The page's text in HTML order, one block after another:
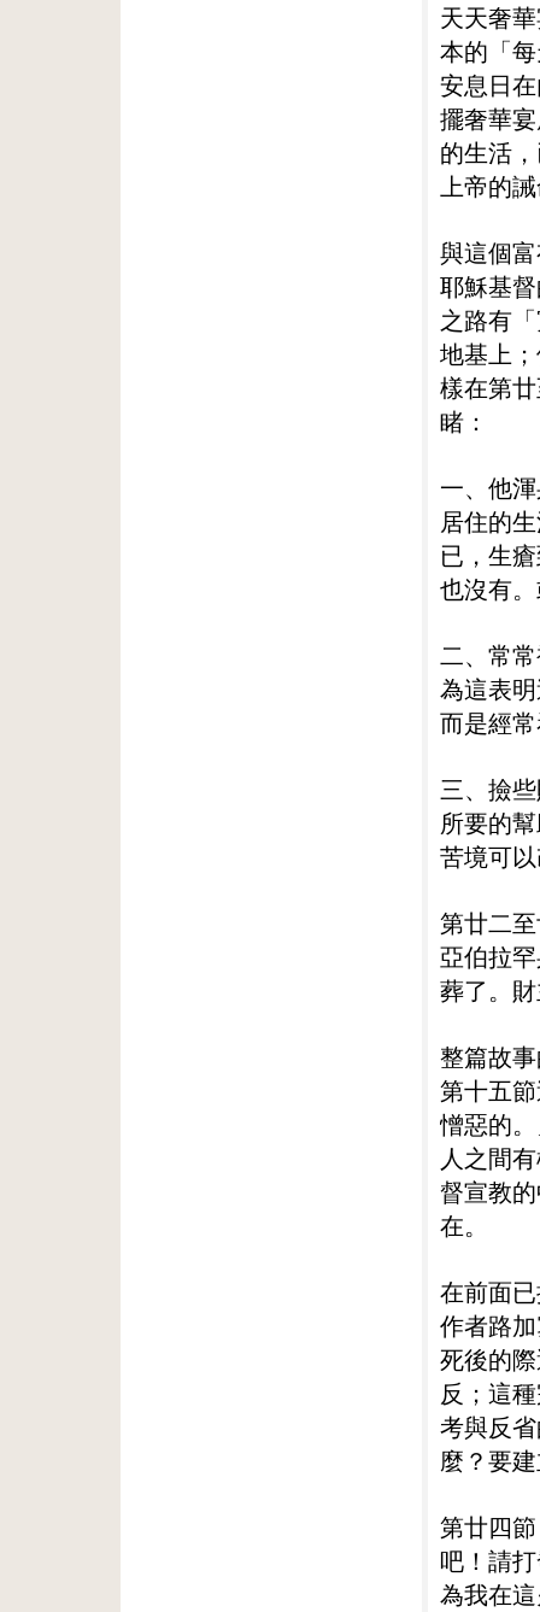
天天奢
本的「
安息日
擺奢華
的生活
上帝的
與這個
耶穌基
之路有
地基上
樣在第
睹：
一、他
居住的
已，生
也沒有
二、常
為這表
而是經
三、撿
所要的
苦境可
第廿二
亞伯拉
葬了。
整篇故
第十五
憎惡的
人之間
督宣教
在。
在前面
作者路
死後的
反；這
考與反
麼？要
第廿四
吧！請
為我在